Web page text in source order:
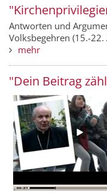
Antworten und
Volksbegehren (15.-
mehr
"Dein Beitrag